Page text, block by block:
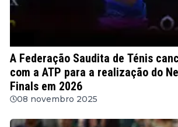
A Federação Saudita de Ténis
com a ATP para a realização do
Finals em 2026
08 novembro 2025